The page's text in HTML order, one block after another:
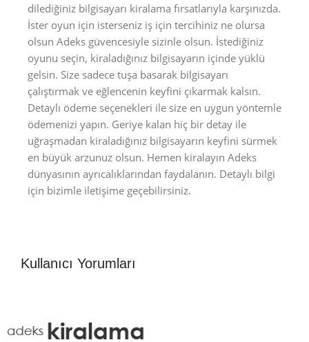
dilediğiniz bilgisayarı kiralama fırsatlarıyla karşınızda.
İster oyun için isterseniz iş için tercihiniz ne olursa
olsun Adeks güvencesiyle sizinle olsun. İstediğiniz
oyunu seçin, kiraladığınız bilgisayarın içinde yüklü
gelsin. Size sadece tuşa basarak bilgisayarı
çalıştırmak ve eğlencenin keyfini çıkarmak kalsın.
Detaylı ödeme seçenekleri ile size en uygun yöntemle
ödemenizi yapın. Geriye kalan hiç bir detay ile
uğraşmadan kiraladığınız bilgisayarın keyfini sürmek
en büyük arzunuz olsun. Hemen kiralayın Adeks
dünyasının ayrıcalıklarından faydalanın. Detaylı bilgi
için bizimle iletişime geçebilirsiniz.
Kullanıcı Yorumları